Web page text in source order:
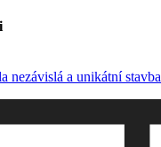
nezávislá a unikátní stavba